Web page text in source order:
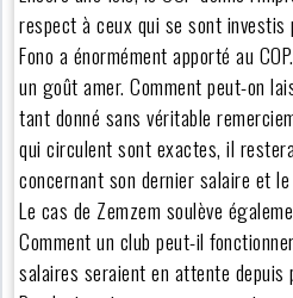
respect à ceux qui se sont investis
Fono a énormément apporté au
un goût amer. Comment peut-on
tant donné sans véritable
qui circulent sont exactes, il
concernant son dernier salaire et
Le cas de Zemzem soulève
Comment un club peut-il
salaires seraient en attente depuis